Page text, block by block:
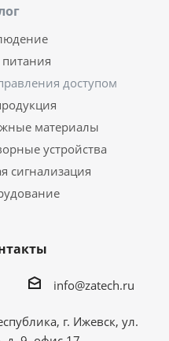
доступом
материалы
устройства
сигнализация
info@zatech.ru
г. Ижевск, ул.